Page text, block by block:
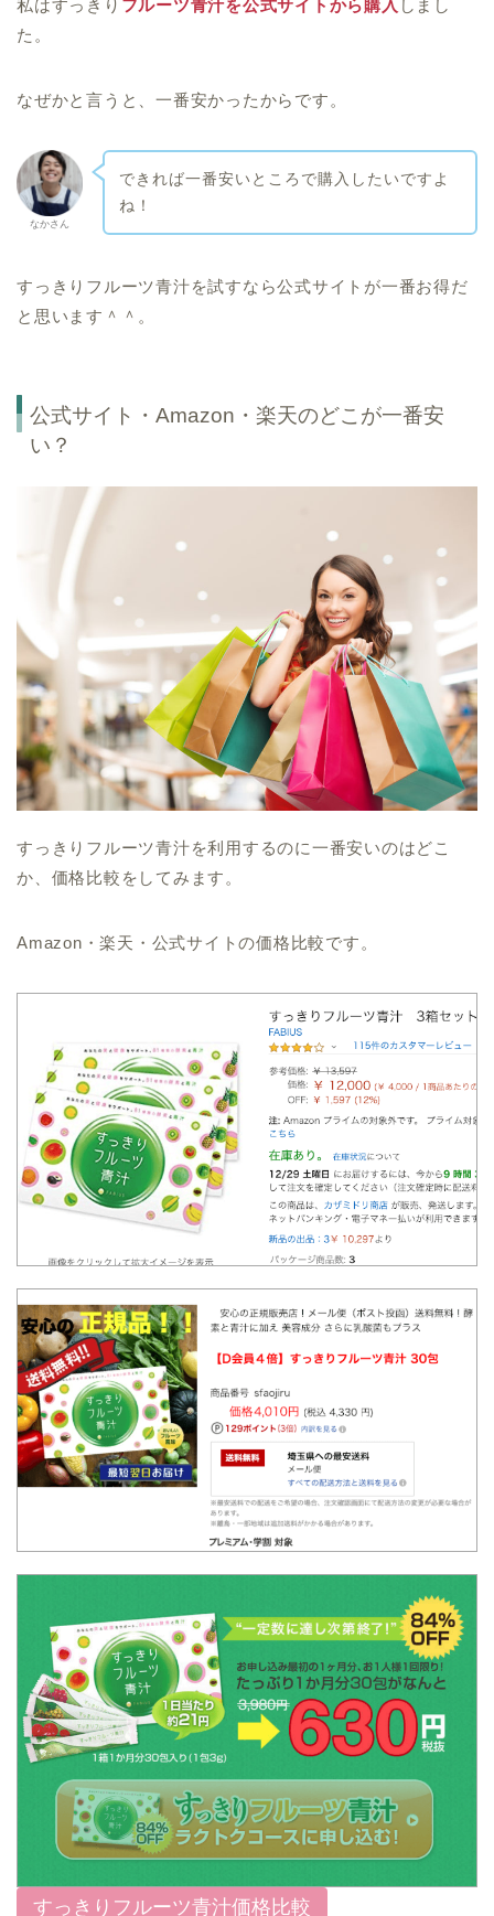
私はすっきり フルーツ青汁を公式サイトから購入 しまし
た。
なぜかと言うと、一番安かったからです。
なかさん
できれば一番安いところで購入したいですよ
ね！
すっきりフルーツ青汁を試すなら公式サイトが一番お得だ
と思います＾＾。
公式サイト・Amazon・楽天のどこが一番安
い？
すっきりフルーツ青汁を利用するのに一番安いのはどこ
か、価格比較をしてみます。
Amazon・楽天・公式サイトの価格比較です。
すっきりフルーツ青汁価格比較